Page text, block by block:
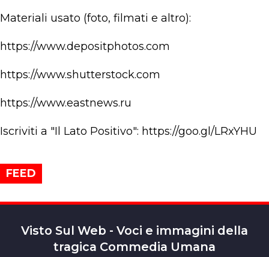
Materiali usato (foto, filmati e altro):
https://www.depositphotos.com
https://www.shutterstock.com
https://www.eastnews.ru
Iscriviti a "Il Lato Positivo": https://goo.gl/LRxYHU
FEED
Visto Sul Web - Voci e immagini della
tragica Commedia Umana